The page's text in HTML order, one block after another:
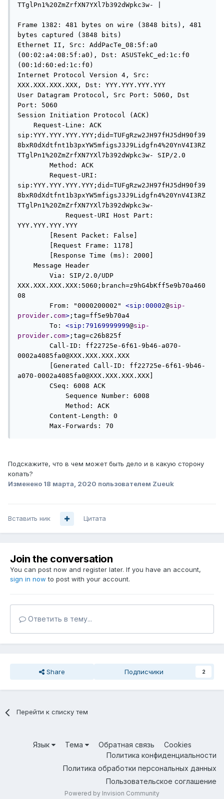
TTglPn1%20ZmZrfXN7YXl7b392dWpkc3w- |
Frame 1382: 481 bytes on wire (3848 bits), 481
bytes captured (3848 bits)
Ethernet II, Src: AddPacTe_08:5f:a0
(00:02:a4:08:5f:a0), Dst: ASUSTekC_ed:1c:f0
(00:1d:60:ed:1c:f0)
Internet Protocol Version 4, Src:
XXX.XXX.XXX.XXX, Dst: YYY.YYY.YYY.YYY
User Datagram Protocol, Src Port: 5060, Dst
Port: 5060
Session Initiation Protocol (ACK)
Request-Line: ACK
sip:YYY.YYY.YYY.YYY;did=TUFgRzw2JH97fHJ5dH90f39
8bxR0dXdtfnt1b3pxYW5mfigsJ3J9Lidgfn4%20YnV4I3RZ
TTglPn1%20ZmZrfXN7YXl7b392dWpkc3w- SIP/2.0
Method: ACK
Request-URI:
sip:YYY.YYY.YYY.YYY;did=TUFgRzw2JH97fHJ5dH90f39
8bxR0dXdtfnt1b3pxYW5mfigsJ3J9Lidgfn4%20YnV4I3RZ
TTglPn1%20ZmZrfXN7YXl7b392dWpkc3w-
Request-URI Host Part:
YYY.YYY.YYY.YYY
[Resent Packet: False]
[Request Frame: 1178]
[Response Time (ms): 2000]
Message Header
Via: SIP/2.0/UDP
XXX.XXX.XXX.XXX:5060;branch=z9hG4bKff5e9b70a460
08
From: "0000200002" <sip:00002@sip-
provider . com> ;tag=ff5e9b70a4
To: <sip:79169999999@sip-
provider . com> ;tag=c26b825f
Call-ID: ff22725e-6f61-9b46-a070-
0002a4085fa0@XXX.XXX.XXX.XXX
[Generated Call-ID: ff22725e-6f61-9b46-
a070-0002a4085fa0@XXX.XXX.XXX.XXX]
CSeq: 6008 ACK
Sequence Number: 6008
Method: ACK
Content-Length: 0
Max-Forwards: 70
Подскажите, что в чем может быть дело и в какую сторону
копать?
Изменено 18 марта, 2020 пользователем Zueuk
Вставить ник Цитата
Join the conversation
You can post now and register later. If you have an account,
sign in now to post with your account.
Ответить в тему...
Share Подписчики 2
Перейти к списку тем
Язык Тема Обратная связь
Cookies
Политика конфиденциальности
Политика обработки персональных данных
Пользовательское соглашение
Powered by Invision Community